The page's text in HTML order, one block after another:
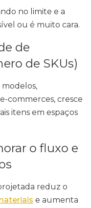
no limite e a
ou é muito cara.
de
de SKUs)
commerces, cresce
itens em espaços
o fluxo e
reduz o
e aumenta